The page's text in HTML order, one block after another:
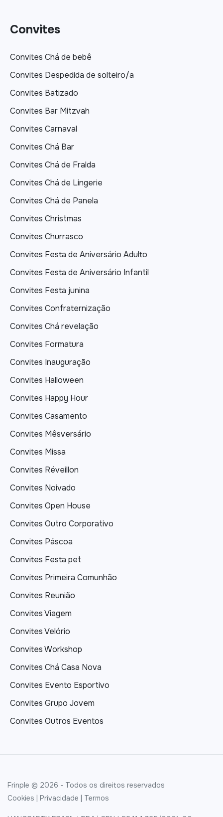
Convites
Convites Chá de bebê
Convites Despedida de solteiro/a
Convites Batizado
Convites Bar Mitzvah
Convites Carnaval
Convites Chá Bar
Convites Chá de Fralda
Convites Chá de Lingerie
Convites Chá de Panela
Convites Christmas
Convites Churrasco
Convites Festa de Aniversário Adulto
Convites Festa de Aniversário Infantil
Convites Festa junina
Convites Confraternização
Convites Chá revelação
Convites Formatura
Convites Inauguração
Convites Halloween
Convites Happy Hour
Convites Casamento
Convites Mêsversário
Convites Missa
Convites Réveillon
Convites Noivado
Convites Open House
Convites Outro Corporativo
Convites Páscoa
Convites Festa pet
Convites Primeira Comunhão
Convites Reunião
Convites Viagem
Convites Velório
Convites Workshop
Convites Chá Casa Nova
Convites Evento Esportivo
Convites Grupo Jovem
Convites Outros Eventos
Frinple © 2026 - Todos os direitos reservados
Cookies | Privacidade | Termos